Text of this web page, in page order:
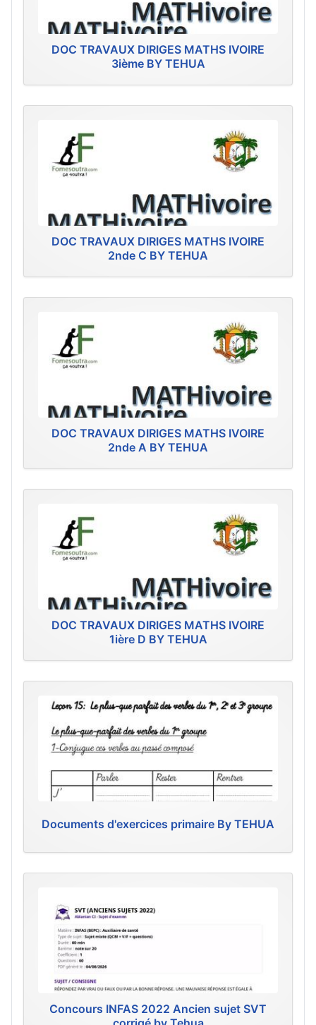
DOC TRAVAUX DIRIGES MATHS IVOIRE
3ième BY TEHUA
DOC TRAVAUX DIRIGES MATHS IVOIRE
2nde C BY TEHUA
DOC TRAVAUX DIRIGES MATHS IVOIRE
2nde A BY TEHUA
DOC TRAVAUX DIRIGES MATHS IVOIRE
1ière D BY TEHUA
Documents d'exercices primaire By TEHUA
Concours INFAS 2022 Ancien sujet SVT